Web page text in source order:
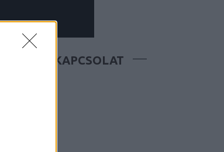
KAPCSOLAT